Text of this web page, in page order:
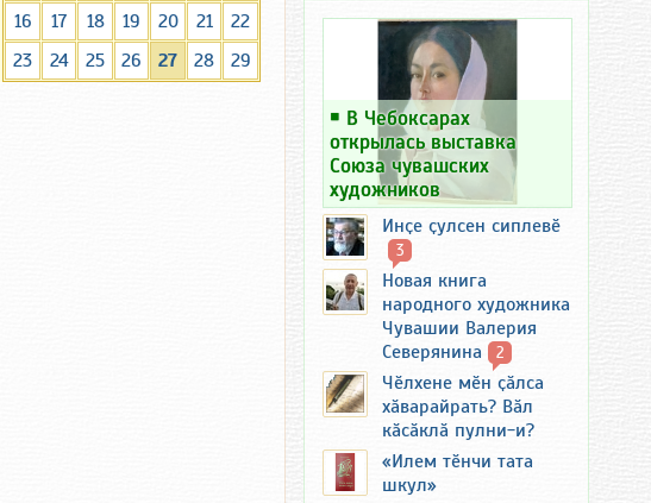
16
17 18 19 20 21
22
23
24 25 26 27 28 29
￭ В Чебоксарах
открылась выставка
Союза чувашских
художников
Инҫе ҫулсен сиплевӗ
3
Новая книга
народного художника
Чувашии Валерия
Северянина
2
Чӗлхене мӗн ҫӑлса
хӑварайрать? Вӑл
кӑсӑклӑ пулни-и?
«Илем тӗнчи тата
шкул»